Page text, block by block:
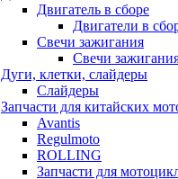
Двигатель в сборе
Двигатели в
Свечи зажигания
Свечи
Дуги, клетки, слайдеры
Слайдеры
Запчасти для китайских
Avantis
Regulmoto
ROLLING
Запчасти для